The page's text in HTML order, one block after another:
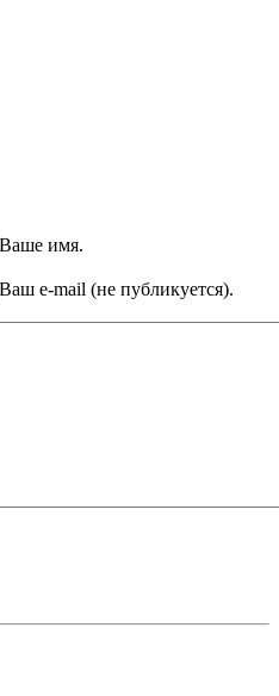
Ваше имя.
Ваш e-mail (не публикуется).